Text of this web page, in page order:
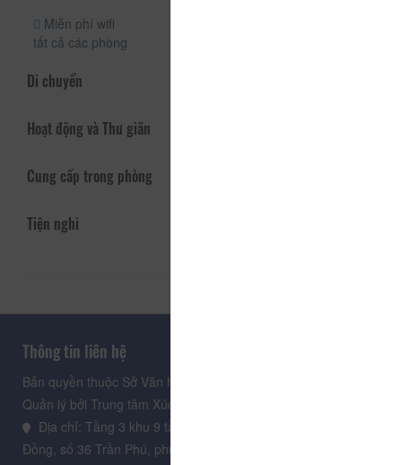
Miễn phí wifi
tất cả các phòng
Di chuyển
Hoạt động và Thư giãn
Cung cấp trong phòng
Tiện nghi
Thông tin liên hệ
Bản quyền thuộc Sở Văn hoá, Thể thao và Du lịch Lâm Đồng.
Quản lý bởi Trung tâm Xúc tiến Du lịch Lâm Đồng
Địa chỉ: Tầng 3 khu 9 tầng, Trung tâm Hành chính tỉnh Lâm
Đồng, số 36 Trần Phú, phường Xuân Hương - Đà Lạt, tỉnh